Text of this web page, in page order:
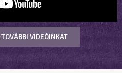
VIDEÓINKAT